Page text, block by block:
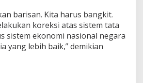
barisan. Kita harus bangkit.
koreksi atas sistem tata
sistem ekonomi nasional negara
yang lebih baik,” demikian